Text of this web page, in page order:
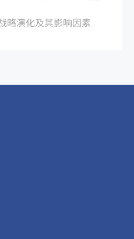
略演化及其影响因素